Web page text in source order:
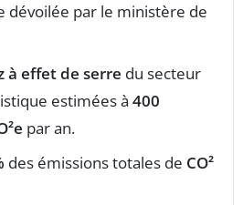
dévoilée par le ministère de
à effet de serre du secteur
estimées à 400
par an.
des émissions totales de CO²